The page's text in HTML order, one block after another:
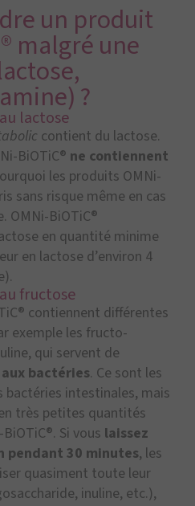
un produit
malgré une
?
lactose
contient du lactose.
BiOTiC® ne contiennent
les produits OMNi-
sans risque même en cas
OMNi-BiOTiC®
en quantité minime
en lactose d’environ 4
fructose
contiennent différentes
exemple les fructo-
qui servent de
bactéries. Ce sont les
intestinales, mais
très petites quantités
Si vous laissez
pendant 30 minutes, les
quasiment toute leur
inuline, etc.),